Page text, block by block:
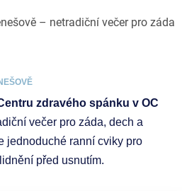
– netradiční večer pro záda
zdravého spánku v OC
večer pro záda, dech a
jednoduché ranní cviky pro
před usnutím.